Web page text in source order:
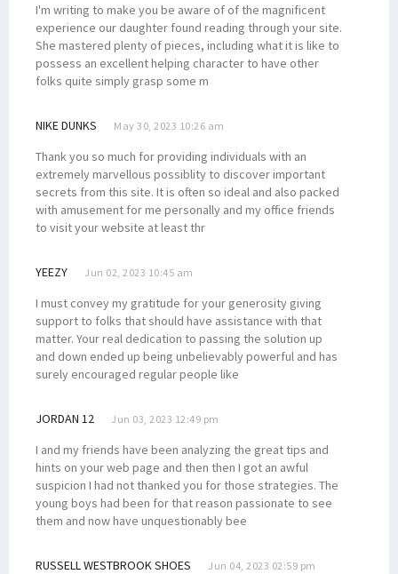
I'm writing to make you be aware of of the magnificent
experience our daughter found reading through your site.
She mastered plenty of pieces, including what it is like to
possess an excellent helping character to have other
folks quite simply grasp some m
NIKE DUNKS May 30, 2023 10:26 am
Thank you so much for providing individuals with an
extremely marvellous possiblity to discover important
secrets from this site. It is often so ideal and also packed
with amusement for me personally and my office friends
to visit your website at least thr
YEEZY Jun 02, 2023 10:45 am
I must convey my gratitude for your generosity giving
support to folks that should have assistance with that
matter. Your real dedication to passing the solution up
and down ended up being unbelievably powerful and has
surely encouraged regular people like
JORDAN 12 Jun 03, 2023 12:49 pm
I and my friends have been analyzing the great tips and
hints on your web page and then then I got an awful
suspicion I had not thanked you for those strategies. The
young boys had been for that reason passionate to see
them and now have unquestionably bee
RUSSELL WESTBROOK SHOES Jun 04, 2023 02:59 pm